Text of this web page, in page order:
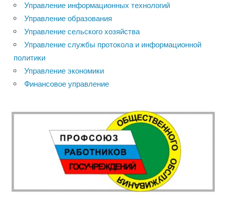
Управление информационных технологий
Управление образования
Управление сельского хозяйства
Управление службы протокола и информационной
политики
Управление экономики
Финансовое управление